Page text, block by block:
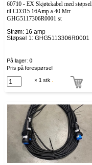
60710 - EX Skjøtekabel med støpsel
til CD315 16Amp a 40 Mtr
GHG5117306R0001 st
Strøm: 16 amp
Støpsel 1: GHG5113306R0001
På lager: 0
Pris på forespørsel
× 1 stk